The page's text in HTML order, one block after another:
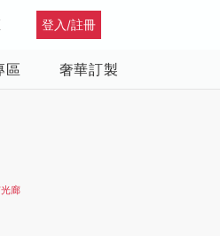
登入/註冊
區 奢華訂製
廊